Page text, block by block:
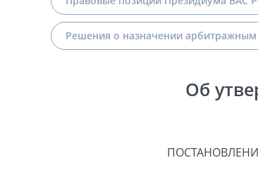
Решения о назначении
Об